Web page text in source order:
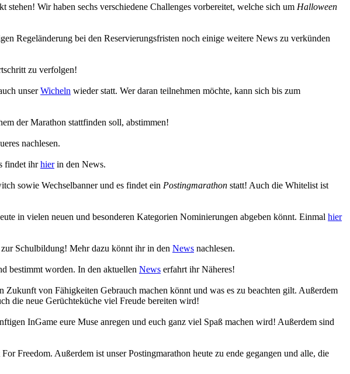
Wir haben sechs verschiedene Challenges vorbereitet, welche sich um Halloween
Regeländerung bei den Reservierungsfristen noch einige weitere News zu verkünden
zu verfolgen!
unserWicheln wieder statt. Wer daran teilnehmen möchte, kann sich bis zum
der Marathon stattfinden soll, abstimmen!
nachlesen.
findet ihrhierin den News.
sowie Wechselbanner und es findet ein Postingmarathon statt! Auch die Whitelist ist
in vielen neuen und besonderen Kategorien Nominierungen abgeben könnt. Einmal hier
Schulbildung! Mehr dazu könnt ihr in den News nachlesen.
bestimmt worden. In den aktuellen News erfahrt ihr Näheres!
von Fähigkeiten Gebrauch machen könnt und was es zu beachten gilt. Außerdem
die neue Gerüchteküche viel Freude bereiten wird!
InGame eure Muse anregen und euch ganz viel Spaß machen wird! Außerdem sind
Freedom. Außerdem ist unser Postingmarathon heute zu ende gegangen und alle, die